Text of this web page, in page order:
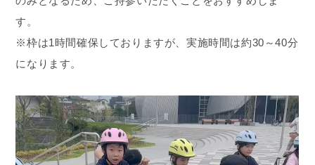
す。
※枠は1時間確保しておりますが、実施時間は約30～40分
になります。